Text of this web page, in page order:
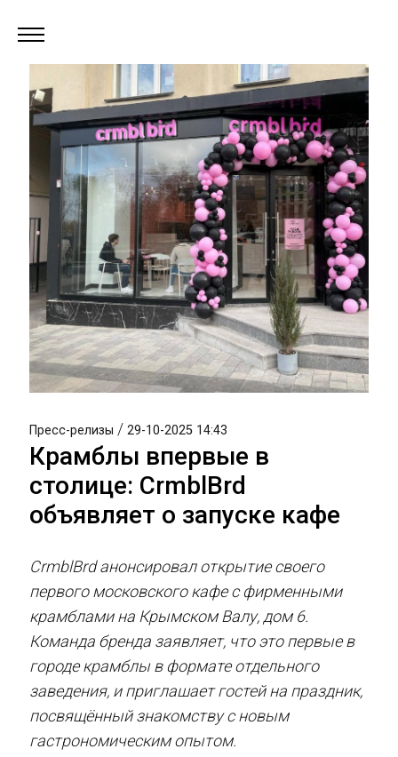
Пресс-релизы / 29-10-2025 14:43
Крамблы впервые в
столице: CrmblBrd
объявляет о запуске кафе
CrmblBrd анонсировал открытие своего
первого московского кафе с фирменными
крамблами на Крымском Валу, дом 6.
Команда бренда заявляет, что это первые в
городе крамблы в формате отдельного
заведения, и приглашает гостей на праздник,
посвящённый знакомству с новым
гастрономическим опытом.